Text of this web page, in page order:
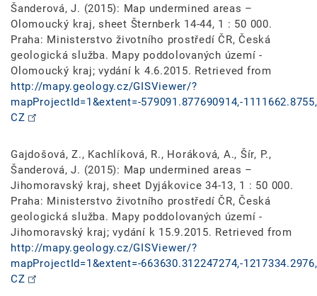
Šanderová, J. (2015): Map undermined areas –
Olomoucký kraj, sheet Šternberk 14-44, 1 : 50 000.
Praha: Ministerstvo životního prostředí ČR, Česká
geologická služba. Mapy poddolovaných území -
Olomoucký kraj; vydání k 4.6.2015. Retrieved from
http://mapy.geology.cz/GISViewer/?
mapProjectId=1&extent=-579091.877690914,-
CZ
Gajdošová, Z., Kachlíková, R., Horáková, A., Šír, P.,
Šanderová, J. (2015): Map undermined areas –
Jihomoravský kraj, sheet Dyjákovice 34-13, 1 : 50 000.
Praha: Ministerstvo životního prostředí ČR, Česká
geologická služba. Mapy poddolovaných území -
Jihomoravský kraj; vydání k 15.9.2015. Retrieved from
http://mapy.geology.cz/GISViewer/?
mapProjectId=1&extent=-663630.312247274,-
CZ